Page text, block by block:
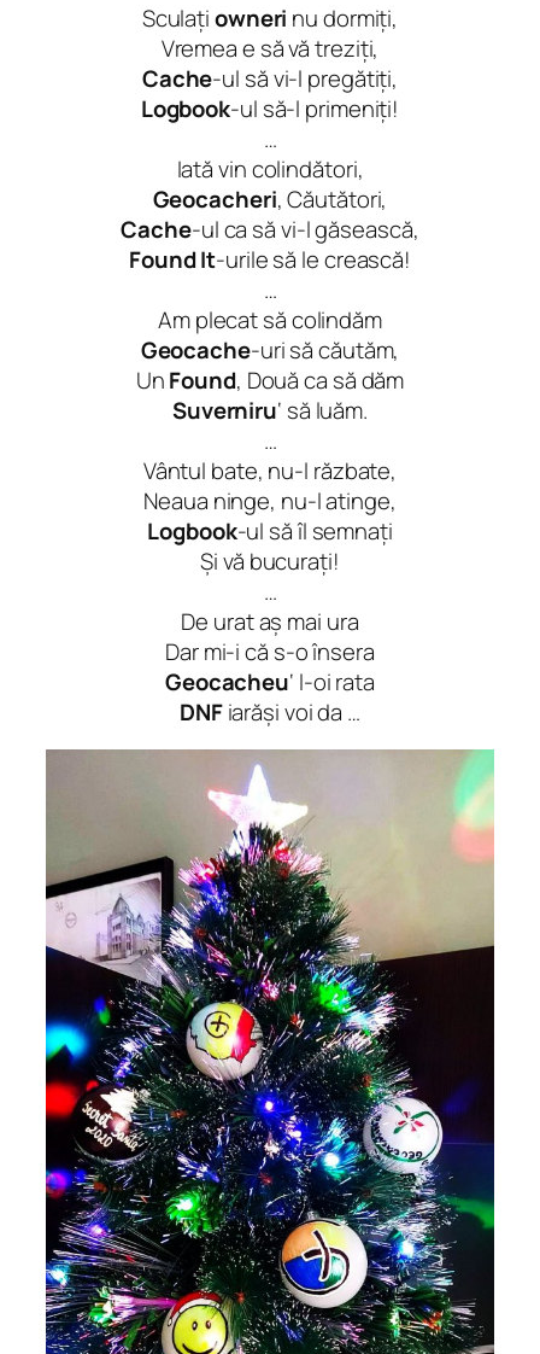
Sculațiowneri nu dormiți,
Vremea e să vă treziți,
Cache-ul să vi-l pregătiți,
Logbook-ul să-l primeniți!
…
Iată vin colindători,
Geocacheri, Căutători,
Cache-ul ca să vi-l găsească,
Found It-urile să le crească!
…
Am plecat să colindăm
Geocache-uri să căutăm,
UnFound, Două ca să dăm
Suverniru‘ să luăm.
…
Vântul bate, nu-l răzbate,
Neaua ninge, nu-l atinge,
Logbook-ul să îl semnați
Și vă bucurați!
…
De urat aș mai ura
Dar mi-i că s-o însera
Geocacheu‘ l-oi rata
DNFiarăși voi da …